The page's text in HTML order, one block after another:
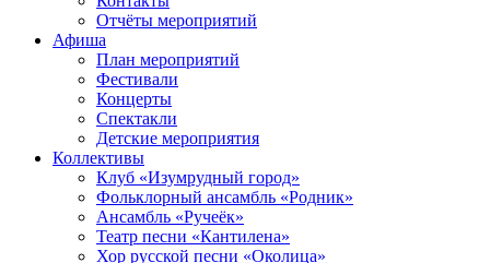
Отчёты мероприятий
Афиша
План мероприятий
Фестивали
Концерты
Спектакли
Детские мероприятия
Коллективы
Клуб «Изумрудный город»
Фольклорный ансамбль «Родник»
Ансамбль «Ручеёк»
Театр песни «Кантилена»
Хор русской песни «Околица»